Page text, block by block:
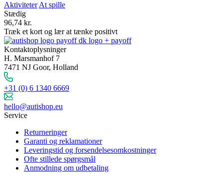
AktiviteterAt spille
Stædig
96,74 kr.
Træk et kort og lær at tænke positivt
Kontaktoplysninger
H. Marsmanhof 7
7471 NJ Goor, Holland
+31 (0) 6 1340 6669
hello@autishop.eu
Service
Returneringer
Garanti og reklamationer
Leveringstid og forsendelsesomkostninger
Ofte stillede spørgsmål
Anmodning om udbetaling